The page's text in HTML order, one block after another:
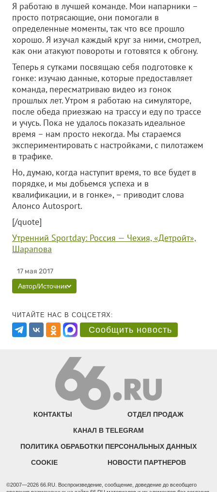
Я работаю в лучшей команде. Мои напарники –
просто потрясающие, они помогали в
определенные моменты, так что все прошло
хорошо. Я изучал каждый круг за ними, смотрел,
как они атакуют повороты и готовятся к обгону.
Теперь я сутками посвящаю себя подготовке к
гонке: изучаю данные, которые предоставляет
команда, пересматриваю видео из гонок
прошлых лет. Утром я работаю на симуляторе,
после обеда приезжаю на трассу и еду по трассе
и учусь. Пока не удалось показать идеальное
время – нам просто некогда. Мы стараемся
экспериментировать с настройками, с пилотажем
в трафике.
Но, думаю, когда наступит время, то все будет в
порядке, и мы добьемся успеха и в
квалификации, и в гонке», – приводит слова
Алонсо Autosport.
[/quote]
Утренний Sportday: Россия — Чехия, «Детройт»,
Шарапова
17 мая 2017
Автор/Источник
ЧИТАЙТЕ НАС В СОЦСЕТЯХ:
Сообщить новость
КОНТАКТЫ ОТДЕЛ ПРОДАЖ
КАНАЛ В TELEGRAM
ПОЛИТИКА ОБРАБОТКИ ПЕРСОНАЛЬНЫХ ДАННЫХ
COOKIE НОВОСТИ ПАРТНЕРОВ
©2007—2026 66.RU. Воспроизведение, сообщение, доведение до всеобщего